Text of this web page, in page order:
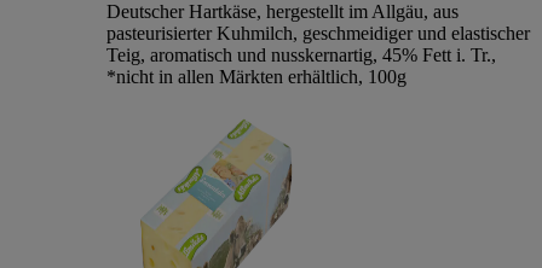
Deutscher Hartkäse, hergestellt im Allgäu, aus
pasteurisierter Kuhmilch, geschmeidiger und elastischer
Teig, aromatisch und nusskernartig, 45% Fett i. Tr.,
*nicht in allen Märkten erhältlich, 100g